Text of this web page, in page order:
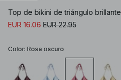
Top de bikini de triángulo brillante
EUR 16.06 EUR 22.95
Color: Rosa oscuro